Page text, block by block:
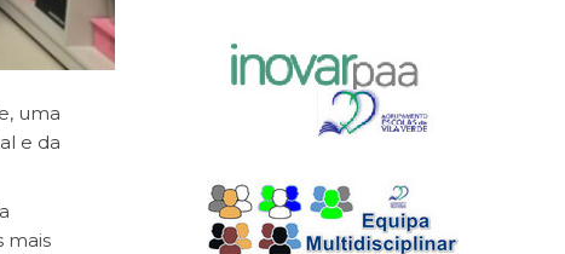
uma
e da
mais